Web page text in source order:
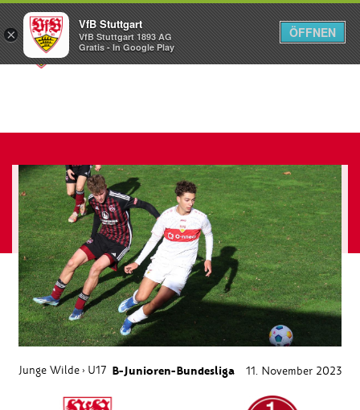
Menü
Junge Wilde › U17 B-Junioren-Bundesliga 11. November 2023
×
VfB Stuttgart
VfB Stuttgart 1893 AG
Gratis - In Google Play
ÖFFNEN